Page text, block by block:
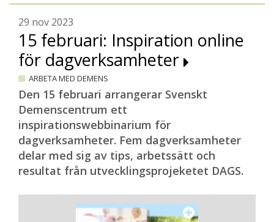
29 nov 2023
15 februari: Inspiration online
för dagverksamheter
ARBETA MED DEMENS
Den 15 februari arrangerar Svenskt
Demenscentrum ett
inspirationswebbinarium för
dagverksamheter. Fem dagverksamheter
delar med sig av tips, arbetssätt och
resultat från utvecklingsprojeketet DAGS.